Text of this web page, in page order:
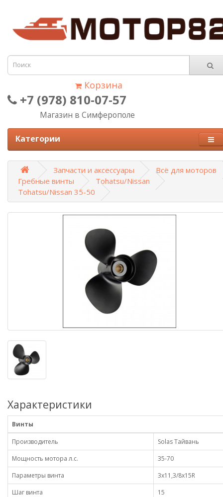
Корзина
+7 (978) 810-07-57
Магазин в Симферополе
Категории
Запчасти и аксессуары
Всё для моторов
Гребные винты
Tohatsu/Nissan
Tohatsu/Nissan 35-50
Характеристики
Винты
Производитель
Solas Тайвань
Мощность мотора л.с.
35-70
Параметры винта
3x11,3/8x15R
Шаг винта
15